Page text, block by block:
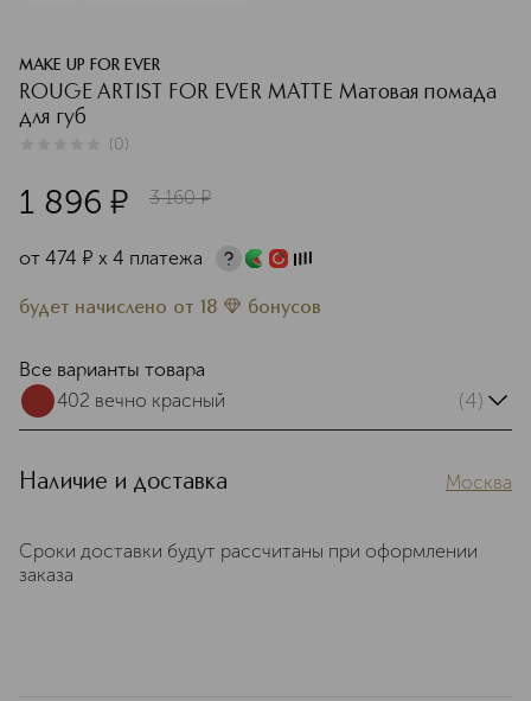
MAKE UP FOR EVER
ROUGE ARTIST FOR EVER MATTE Матовая помада
для губ
(0)
1 896 ¤ 3 160 ¤
от 474 ¤ х 4 платежа
будет начислено от 18 бонусов
Все варианты товара
402 вечно красный
(4)
Наличие и доставка Москва
Сроки доставки будут рассчитаны при оформлении
заказа